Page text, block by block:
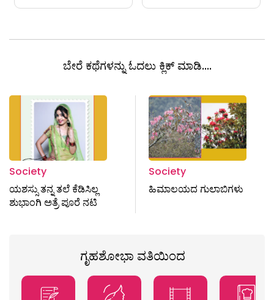
ಬೇರೆ ಕಥೆಗಳನ್ನು ಓದಲು ಕ್ಲಿಕ್ ಮಾಡಿ....
Society
ಯಶಸ್ಸು ತನ್ನ ತಲೆ ಕೆಡಿಸಿಲ್ಲ
ಶುಭಾಂಗಿ ಅತ್ರೆ ಪೂರೆ ನಟಿ
Society
ಹಿಮಾಲಯದ ಗುಲಾಬಿಗಳು
ಗೃಹಶೋಭಾ ವತಿಯಿಂದ